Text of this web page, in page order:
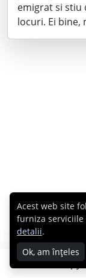
emigrat si stiu
locuri. Ei bine,
Acest web site
furniza
detalii.
Ok, am înțeles